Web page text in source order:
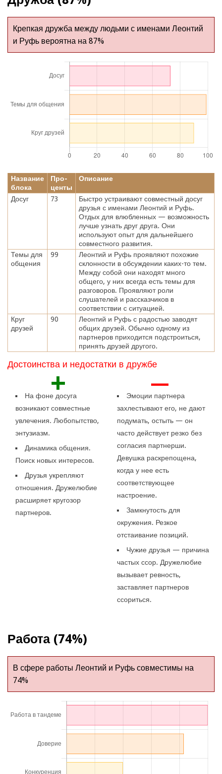
Крепкая дружба между людьми с именами Леонтий
и Руфь вероятна на 87%
Название
блока
Про-
центы
Описание
Досуг 73
Быстро устраивают совместный досуг
друзья с именами Леонтий и Руфь.
Отдых для влюбленных — возможность
лучше узнать друг друга. Они
используют опыт для дальнейшего
совместного развития.
Темы для
общения
99
Леонтий и Руфь проявляют похожие
склонности в обсуждении каких-то тем.
Между собой они находят много
общего, у них всегда есть темы для
разговоров. Проявляют роли
слушателей и рассказчиков в
соответствии с ситуацией.
Круг
друзей
90
Леонтий и Руфь с радостью заводят
общих друзей. Обычно одному из
партнеров приходится подстроиться,
принять друзей другого.
Достоинства и недостатки в дружбе
+
На фоне досуга
возникают совместные
увлечения. Любопытство,
энтузиазм.
Динамика общения.
Поиск новых интересов.
Друзья укрепляют
отношения. Дружелюбие
расширяет кругозор
партнеров.
—
Эмоции партнера
захлестывают его, не дают
подумать, остыть — он
часто действует резко без
согласия партнерши.
Девушка раскрепощена,
когда у нее есть
соответствующее
настроение.
Замкнутость для
окружения. Резкое
отстаивание позиций.
Чужие друзья — причина
частых ссор. Дружелюбие
вызывает ревность,
заставляет партнеров
ссориться.
Работа (74%)
В сфере работы Леонтий и Руфь совместимы на
74%